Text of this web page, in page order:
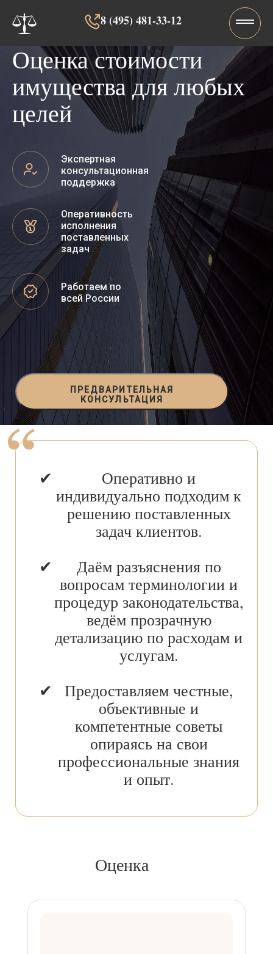
8 (495) 481-33-12‬‬
Оценка стоимости
имущества для любых
целей
Экспертная
консультационная
поддержка
Оперативность
исполнения
поставленных
задач
Работаем по
всей России
ПРЕДВАРИТЕЛЬНАЯ
КОНСУЛЬТАЦИЯ
Оперативно и
индивидуально подходим к
решению поставленных
задач клиентов.
Даём разъяснения по
вопросам терминологии и
процедур законодательства,
ведём прозрачную
детализацию по расходам и
услугам.
Предоставляем честные,
объективные и
компетентные советы
опираясь на свои
профессиональные знания
и опыт.
Оценка